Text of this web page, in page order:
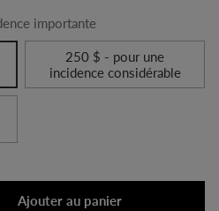
importante
250 $ - pour une
incidence considérable
Ajouter au panier